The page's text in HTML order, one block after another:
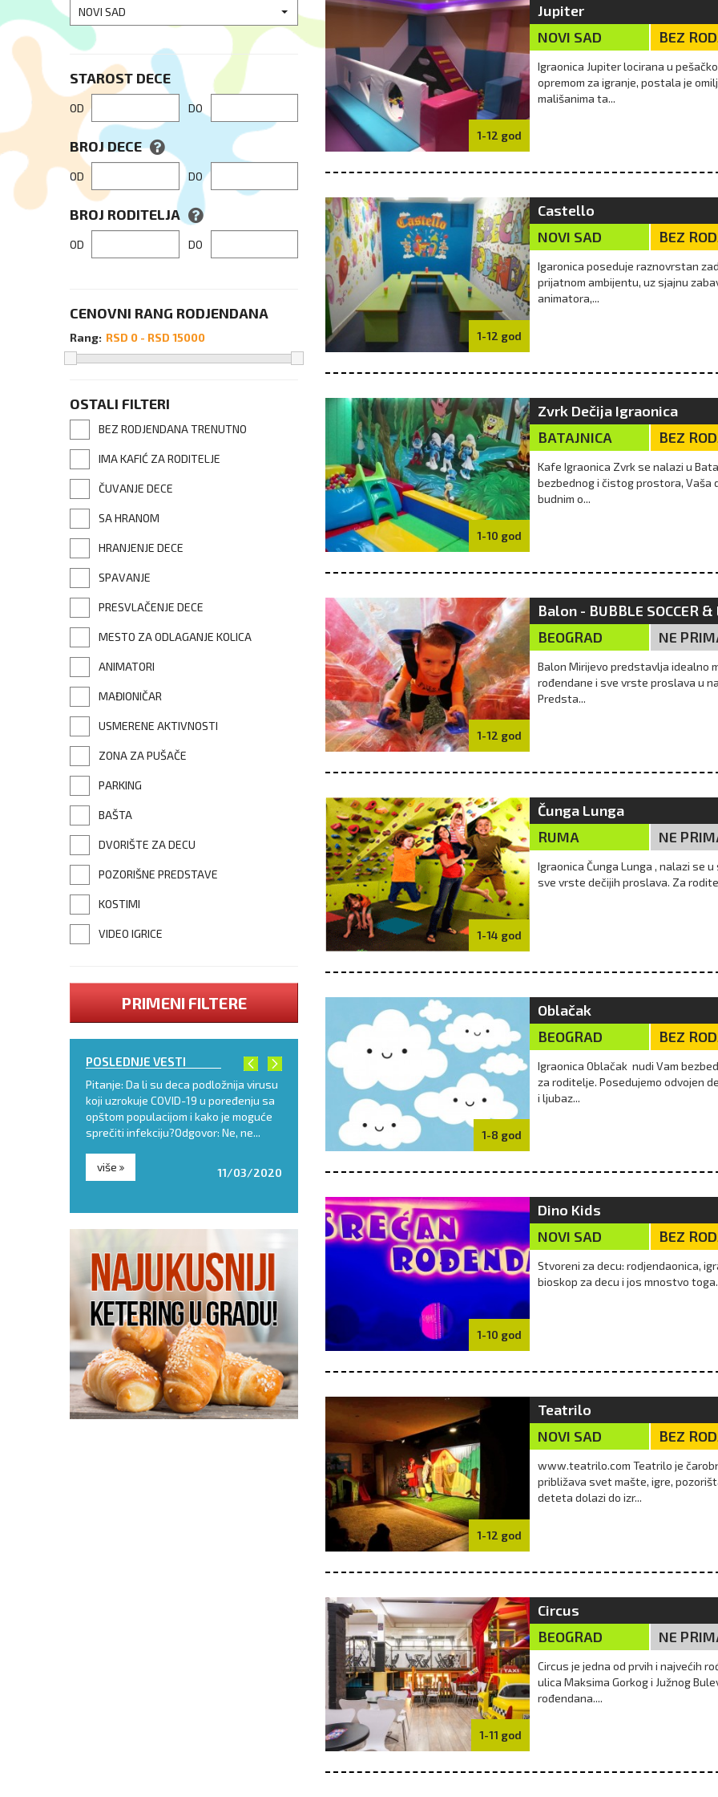
NOVI SAD
STAROST DECE
OD DO
BROJ DECE
OD DO
BROJ RODITELJA
OD DO
CENOVNI RANG RODJENDANA
Rang:
OSTALI FILTERI
BEZ RODJENDANA TRENUTNO
IMA KAFIĆ ZA RODITELJE
ČUVANJE DECE
SA HRANOM
HRANJENJE DECE
SPAVANJE
PRESVLAČENJE DECE
MESTO ZA ODLAGANJE KOLICA
ANIMATORI
MAĐIONIČAR
USMERENE AKTIVNOSTI
ZONA ZA PUŠAČE
PARKING
BAŠTA
DVORIŠTE ZA DECU
POZORIŠNE PREDSTAVE
KOSTIMI
VIDEO IGRICE
PRIMENI FILTERE
POSLEDNJE VESTI
Pitanje: Da li su deca podložnija virusu
koji uzrokuje COVID-19 u poređenju sa
opštom populacijom i kako je moguće
sprečiti infekciju?Odgovor: Ne, ne...
više 11/03/2020
remasti i sočni sladoledi, poslastice
za letnje dane, ne moraju da budu
prepuni šećera i veštačkih sastojaka.
Zato - pročitajte tekst i uživajte u zdr...
09/08/2018
Igre u pesku su odlična prilika da deca
imaju vreme za igru napolju, bez
obaveza, strukture i elektronike. Bez
obzira da li prave dvorce i zamke od
pe...
1-12 god
Jupiter
NOVI SAD
BEZ
Igraonica Jupiter locirana u
opremom za igranje, postala je
mališanima ta...
1-12 god
Castello
NOVI SAD
BEZ
Igaronica poseduje raznovrstan
prijatnom ambijentu, uz sjajnu
animatora,...
1-10 god
Zvrk Dečija Igraonica
BATAJNICA
BEZ
Kafe Igraonica Zvrk se nalazi u
bezbednog i čistog prostora, Vaša
budnim o...
1-12 god
Balon - BUBBLE SOCCER
BEOGRAD
NE
Balon Mirijevo predstavlja idealno
rođendane i sve vrste proslava u
Predsta...
1-14 god
Čunga Lunga
RUMA
NE
Igraonica Čunga Lunga , nalazi se
sve vrste dečijih proslava. Za
1-8 god
Oblačak
BEOGRAD
BEZ
Igraonica Oblačak nudi Vam
za roditelje. Posedujemo odvojen
i ljubaz...
1-10 god
Dino Kids
NOVI SAD
BEZ
Stvoreni za decu: rodjendaonica,
bioskop za decu i jos mnostvo
1-12 god
Teatrilo
NOVI SAD
BEZ
www.teatrilo.com Teatrilo je
približava svet mašte, igre,
deteta dolazi do izr...
1-11 god
Circus
BEOGRAD
NE
Circus je jedna od prvih i najvećih
ulica Maksima Gorkog i Južnog
rođendana....